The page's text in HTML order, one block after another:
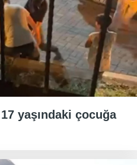
yaşındaki çocuğa